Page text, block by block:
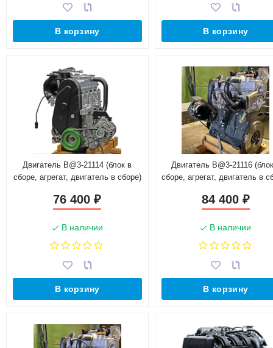
В корзину В корзину
Двигатель B@3-21114 (блок в
сборе, агрегат, двигатель в сборе)
76 400₽
В наличии
В корзину
Двигатель B@3-21116
сборе, агрегат, двигатель в
84 400 ₽
В наличии
В корзину